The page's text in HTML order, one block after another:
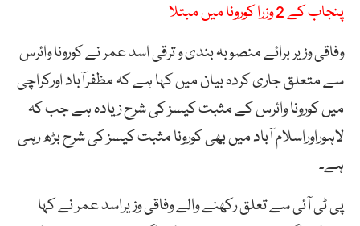
پنجاب کے 2 وزرا کورونا میں مبتلا
وفاقی وزیر برائے منصوبہ بندی و ترقی اسد عمر نے کورونا وائرس
سے متعلق جاری کردہ بیان میں کہا ہے کہ مظفرآباد اورکراچی
میں کورونا وائرس کے مثبت کیسز کی شرح زیادہ ہے جب کہ
لاہوراوراسلام آباد میں بھی کورونا مثبت کیسز کی شرح بڑھ رہی
ہے۔
پی ٹی آئی سے تعلق رکھنے والے وفاقی وزیراسد عمر نے کہا